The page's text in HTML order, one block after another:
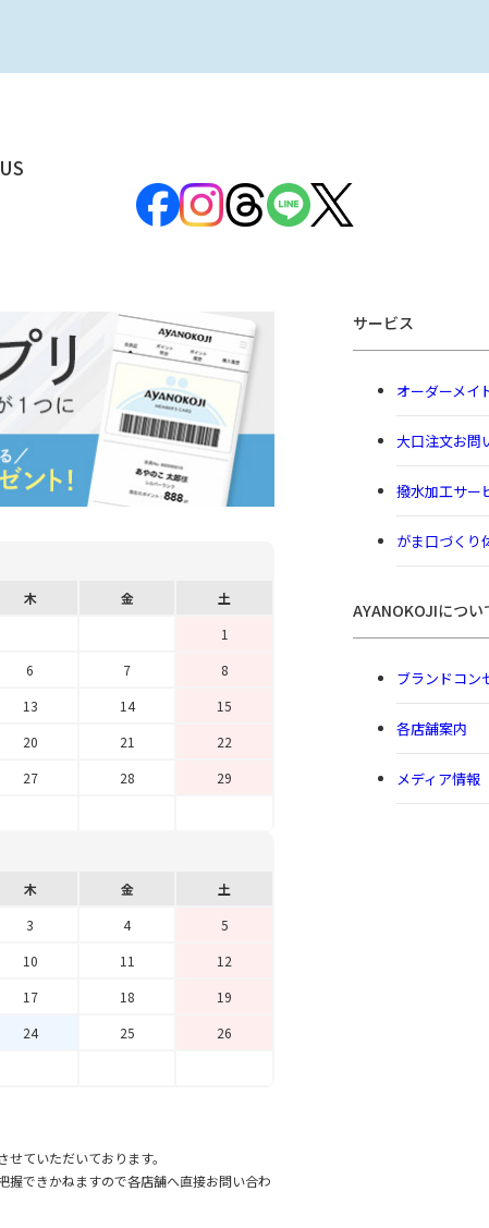
木 金
土
1
6 7
8
13 14
15
20 21
22
27 28
29
木 金
土
3 4
5
10 11
12
17 18
19
24 25
26
ていただいております。
握できかねますので各店舗へ直接お問い合わ
サービス
オーダーメイ
大口注文お問
撥水加工サー
がま口づくり
AYANOKOJIについ
ブランドコン
各店舗案内
メディア情報